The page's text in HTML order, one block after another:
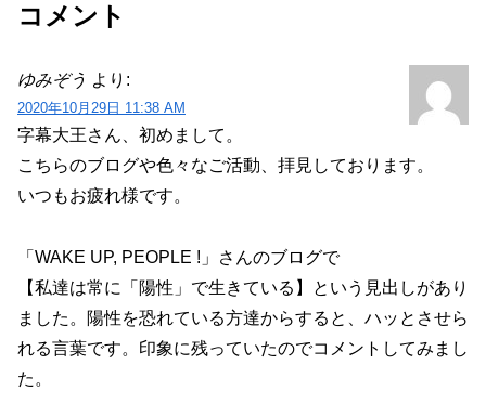
コメント
ゆみぞう より:
2020年10月29日 11:38 AM
字幕大王さん、初めまして。
こちらのブログや色々なご活動、拝見しております。
いつもお疲れ様です。
「WAKE UP, PEOPLE !」さんのブログで
【私達は常に「陽性」で生きている】という見出しがあり
ました。陽性を恐れている方達からすると、ハッとさせら
れる言葉です。印象に残っていたのでコメントしてみまし
た。